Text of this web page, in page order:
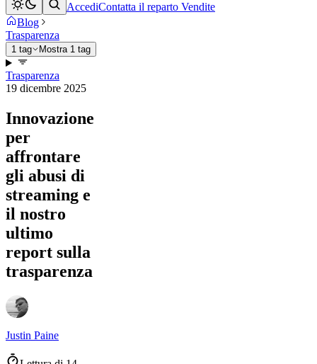
AccediContatta il reparto Vendite
Blog
Trasparenza
1 tag Mostra 1 tag
Trasparenza
19 dicembre 2025
Innovazione
per
affrontare
gli abusi di
streaming e
il nostro
ultimo
report sulla
trasparenza
Justin Paine